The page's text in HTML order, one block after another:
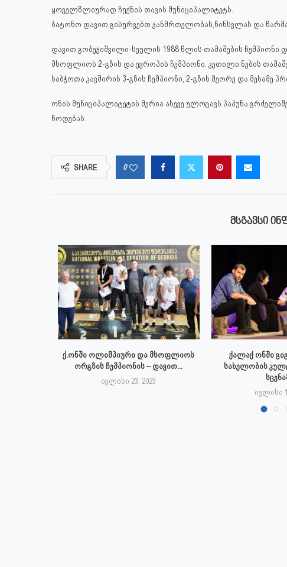
ყოველწლიურად ჩუქნის თავის მუნიციპალიტეტს.
ბატონო დავით,გისურვებთ ჯანმრთელობას,წინსვლას და
დავით გობეჯიშვილი-სეულის 1988 წლის თამაშების
მსოფლიოს 2-გზის და ევროპის ჩემპიონი. კეთილი ნების
საბჭოთა კავშირის 3-გზის ჩემპიონი, 2-გზის მეორე და მესამე
ონის მუნიციპალიტეტის მერია ასევე ულოცავს პაპუნა
წოდებას.
SHARE 0
ᲛᲡᲒᲐᲕᲡᲘ
ქ.ონში ოლიმპიური და მსოფლიოს
ორგზის ჩემპიონის – დავით...
ივლისი 23, 2023
ქალაქ ონში
სახელობის
ივლისი